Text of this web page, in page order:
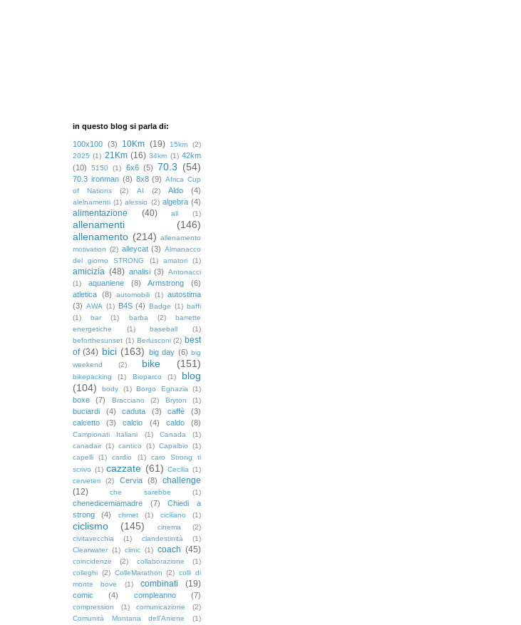
in questo blog si parla di:
100x100 (3) 10Km (19) 15km
(2)
2025 (1) 21Km (16) 34km (1) 42km
(10)
5150 (1) 6x6 (5) 70.3 (54)
70.3 ironman (8) 8x8 (9) Africa Cup
of Nations
(2) AI (2) Aldo (4)
alelnamenti (1) alessio (2) algebra (4)
alimentazione (40) all (1)
allenamenti
(146)
allenamento (214) allenamento
motivation (2) alleycat (3) Almanacco
del giorno STRONG
(1) amatori (1)
amicizia (48) analisi (3)
Antonacci
(1)
aquaniene (8) Armstrong
(6)
atletica (8) automobili (1) autostima
(3) AWA (1) B4S (4) Badge (1) baffi
(1)
bar (1) barba (2)
barrette
energetiche
(1) baseball
(1)
beforthesunset (1) Berlusconi (2) best
of (34) bici (163) big day (6) big
weekend
(2) bike (151)
bikepacking (1) Bioparco (1)
blog
(104)
body (1) Borgo Egnazia (1)
boxe (7) Bracciano (2) Bryton (1)
buciardi (4) caduta (3) caffè
(3)
calcetto
(3) calcio (4) caldo (8)
Campionati Italiani (1) Canada
(1)
canadair (1) cantico (1) Capalbio
(1)
capelli
(1) cardio (1)
caro Strong ti
scrivo (1) cazzate (61) Cecilia (1)
cerveteri
(2) Cervia (8)
challenge
(12)
che sarebbe (1)
chenedicemiamadre (7)
Chiedi a
strong
(4) chmet (1) ciciliano (1)
ciclismo (145) cinema
(2)
civitavecchia
(1) clandestinità
(1)
Clearwater (1) clinic (1) coach (45)
coincidenze (2) collaborazione
(1)
colleghi (2) ColleMarathon (2) colli di
monte bove
(1) combinati (19)
comic (4) compleanno (7)
compression (1) comunicazione
(2)
Comunità Montana dell'Aniene
(1)